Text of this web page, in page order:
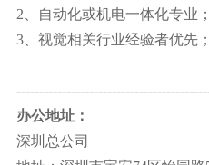
2、自动化或机电一体化专业；
3、视觉相关行业经验者优先；
办公地址：
深圳总公司